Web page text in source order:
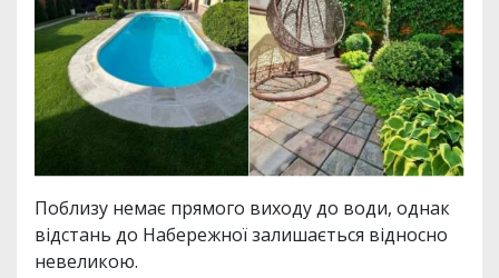
Поблизу немає прямого виходу до води, однак
відстань до Набережної залишається відносно
невеликою.